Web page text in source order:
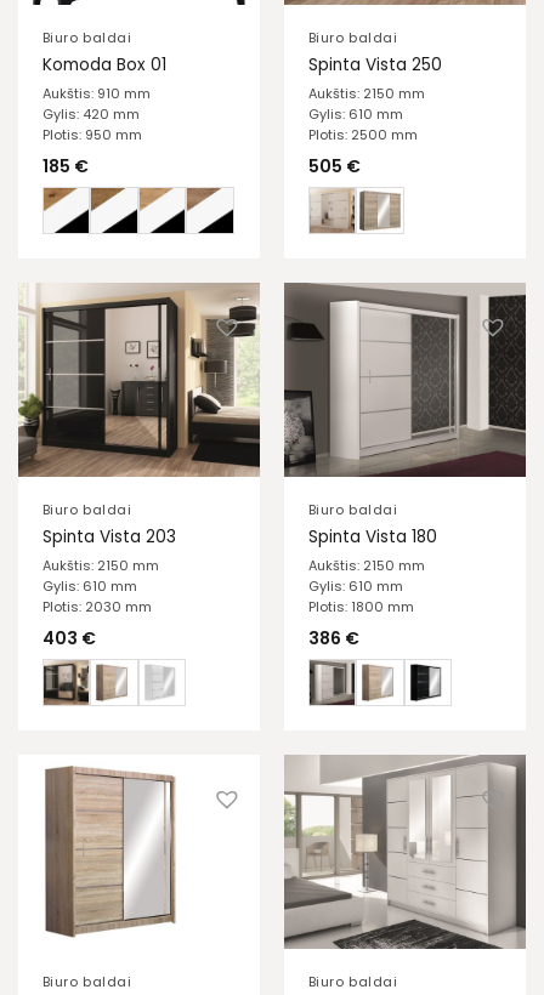
Biuro baldai
Komoda Box 01
Aukštis: 910 mm
Gylis: 420 mm
Plotis: 950 mm
185 €
Biuro baldai
Spinta Vista 250
Aukštis: 2150 mm
Gylis: 610 mm
Plotis: 2500 mm
505 €
Biuro baldai
Spinta Vista 203
Aukštis: 2150 mm
Gylis: 610 mm
Plotis: 2030 mm
403 €
Biuro baldai
Spinta Vista 180
Aukštis: 2150 mm
Gylis: 610 mm
Plotis: 1800 mm
386 €
Biuro baldai Biuro baldai